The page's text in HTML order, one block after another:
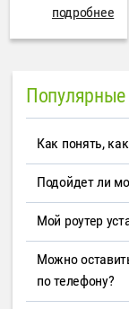
подробнее
Как понять,
Подойдет ли
Мой роутер
Можно
по телефону?